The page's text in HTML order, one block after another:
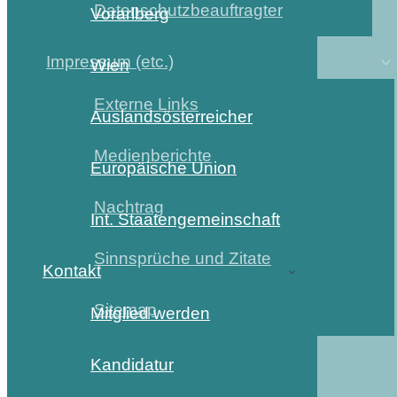
Datenschutzbeauftragter
Impressum (etc.)
Externe Links
Medienberichte
Nachtrag
Sinnsprüche und Zitate
Sitemap
Vorarlberg
Wien
Auslandsösterreicher
Europäische Union
Int. Staatengemeinschaft
Kontakt
Mitglied werden
Kandidatur